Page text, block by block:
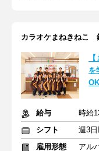
カラオケまねきねこ
を
給与
シフト
雇用形態
アル